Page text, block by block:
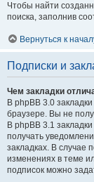
Чтобы найти
поиска, заполнив
Вернуться к
Подписки и
Чем закладки
В phpBB 3.0
браузере. Вы не
В phpBB 3.1
получать
закладках. В случае
изменениях в теме
подписок можно